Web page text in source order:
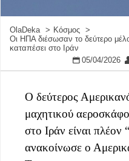
OlaDeka
Κόσμος
Οι ΗΠΑ διέσωσαν το δεύτερο
καταπέσει στο Ιράν
05/04/2026
Ο δεύτερος
μαχητικού
στο Ιράν είναι
ανακοίνωσε ο